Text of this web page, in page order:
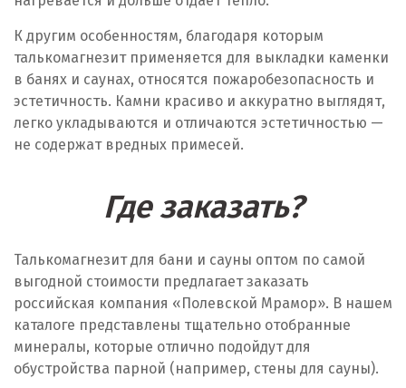
К другим особенностям, благодаря которым
талькомагнезит применяется для выкладки каменки
в банях и саунах, относятся пожаробезопасность и
эстетичность. Камни красиво и аккуратно выглядят,
легко укладываются и отличаются эстетичностью —
не содержат вредных примесей.
Где заказать?
Талькомагнезит для бани и сауны оптом по самой
выгодной стоимости предлагает заказать
российская компания «Полевской Мрамор». В нашем
каталоге представлены тщательно отобранные
минералы, которые отлично подойдут для
обустройства парной (например, стены для сауны).